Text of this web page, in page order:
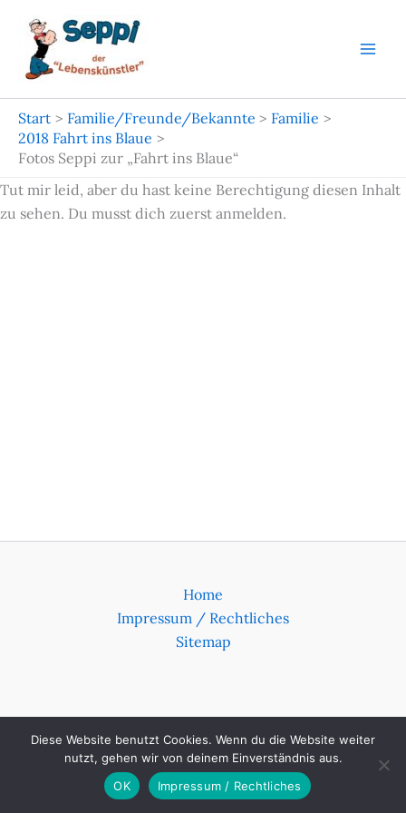
Inhalt
springen
Start Familie/Freunde/Bekannte
Familie
2018 Fahrt ins Blaue
Fotos Seppi zur „Fahrt ins Blaue“
Tut mir leid, aber du hast keine Berechtigung diesen Inhalt
zu sehen. Du musst dich zuerst anmelden.
Home
Impressum / Rechtliches
Sitemap
© Seppi Luthiger 2026
Diese Website benutzt Cookies. Wenn du die Website weiter
nutzt, gehen wir von deinem Einverständnis aus.
OK
Impressum / Rechtliches